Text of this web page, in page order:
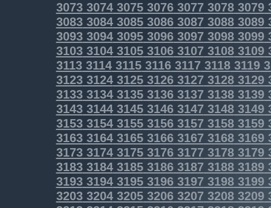
3073307430753076307730783079
3083308430853086308730883089
3093309430953096309730983099
3103310431053106310731083109
3113311431153116311731183119
3123312431253126312731283129
3133313431353136313731383139
3143314431453146314731483149
31533154315531563157 31583159
31633164316531663167 31683169
3173317431753176317731783179
31833184318531863187 31883189
31933194319531963197 31983199
32033204320532063207 32083209